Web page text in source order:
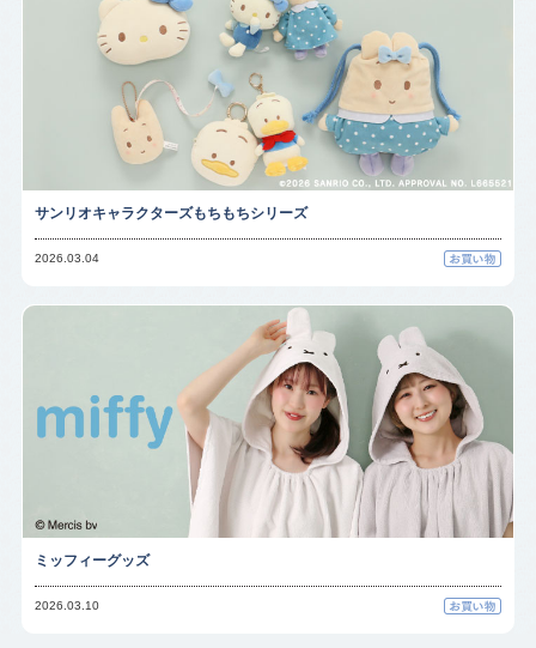
サンリオキャラクターズもちもちシリーズ
2026.03.04
ミッフィーグッズ
2026.03.10